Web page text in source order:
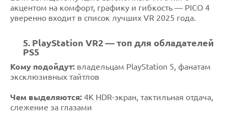
акцентом на комфорт, графику и гибкость — PICO 4
уверенно входит в список лучших VR 2025 года.
5. PlayStation VR2 — топ для обладателей
PS5
Кому подойдут: владельцам PlayStation 5, фанатам
эксклюзивных тайтлов
Чем выделяются: 4K HDR-экран, тактильная отдача,
слежение за глазами